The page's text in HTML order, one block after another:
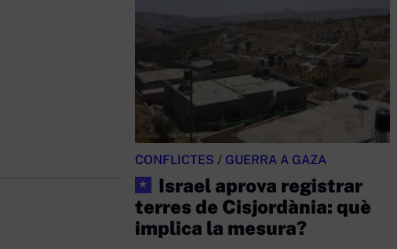
CONFLICTES / GUERRA A GAZA
★
Israel aprova registrar
terres de Cisjordània: què
implica la mesura?